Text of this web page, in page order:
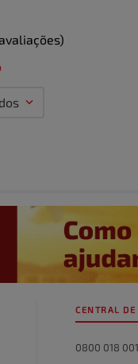
a 5 estrelas
CENTRAL
0800 018